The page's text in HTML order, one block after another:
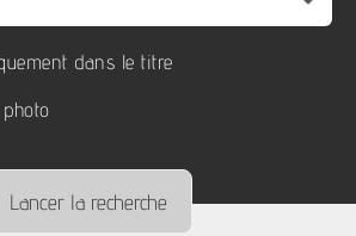
dans le titre